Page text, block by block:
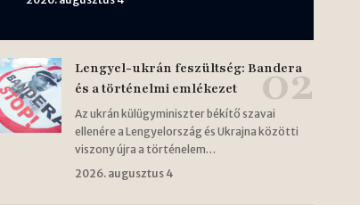
Lengyel-ukrán feszültség: Bandera
és a történelmi emlékezet
Az ukrán külügyminiszter békítő szavai
ellenére a Lengyelország és Ukrajna közötti
viszony újra a történelem…
2026. augusztus 4